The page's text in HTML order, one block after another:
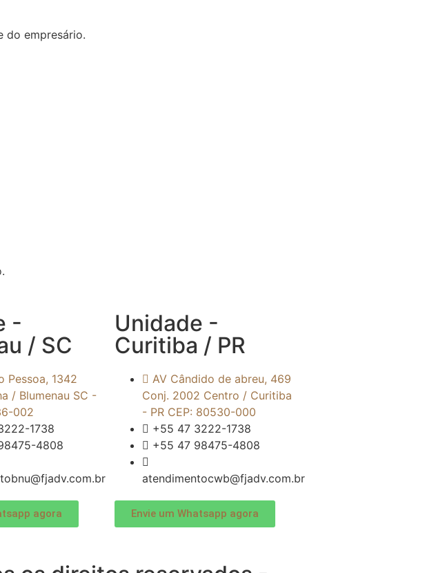
do empresário.
-
/ SC
Pessoa, 1342
/ Blumenau SC -
002
1738
4808
agora
Unidade -
Curitiba / PR
AV Cândido de abreu, 469
Conj. 2002 Centro / Curitiba
- PR CEP: 80530-000
+55 47 3222-1738
+55 47 98475-4808
atendimentocwb@fjadv.com.br
Envie um Whatsapp agora